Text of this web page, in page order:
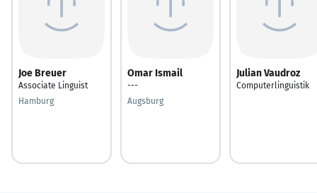
Joe Breuer
Associate Linguist
Hamburg
Omar Ismail
---
Augsburg
Julian Vaudroz
Computerlinguistik